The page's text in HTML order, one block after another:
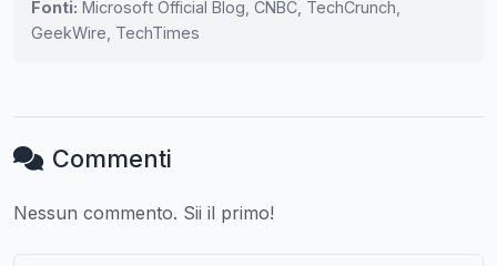
Fonti: Microsoft Official Blog, CNBC, TechCrunch,
GeekWire, TechTimes
Commenti
Nessun commento. Sii il primo!